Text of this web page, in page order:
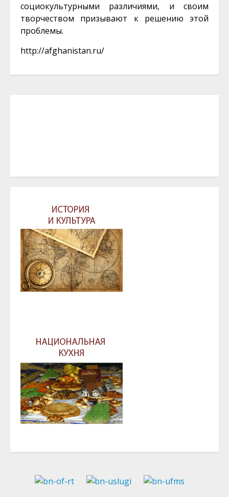
социокультурными различиями, и своим
творчеством призывают к решению этой
проблемы.
http://afghanistan.ru/